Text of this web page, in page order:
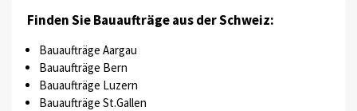
Finden Sie Bauaufträge aus der Schweiz:
Bauaufträge Aargau
Bauaufträge Bern
Bauaufträge Luzern
Bauaufträge St.Gallen